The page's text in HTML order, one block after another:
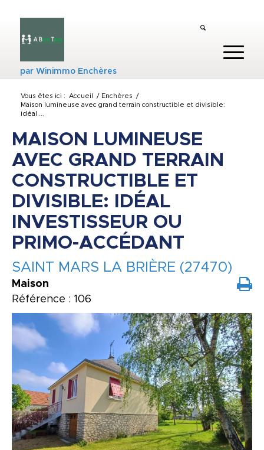
parWinimmo Enchères
Vous êtes ici : Accueil / Enchères
/
Maison lumineuse avec grand terrain constructible et divisible:
idéal ...
MAISON LUMINEUSE
AVEC GRAND TERRAIN
CONSTRUCTIBLE ET
DIVISIBLE: IDÉAL
INVESTISSEUR OU
PRIMO-ACCÉDANT
SAINT MARS LA BRIÈRE (27470)
Maison
Référence : 106